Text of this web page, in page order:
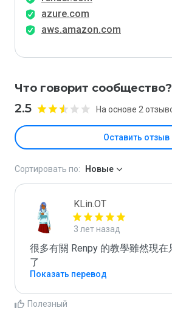
azure.com
aws.amazon.com
Что говорит сообщество?
2.5 На основе 2
Оставить отзыв
Сортировать по: Новые
KLin.OT
3 лет назад
很多有關 Renpy 的教學雖然現在
了
Показать перевод
Полезный